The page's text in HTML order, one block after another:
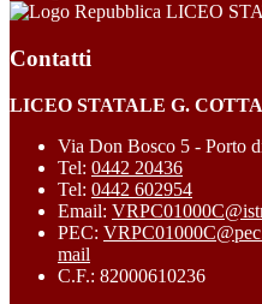
LICEO
Contatti
LICEO STATALE G. COTTA
Via Don Bosco 5 - Porto
Tel: 0442 20436
Tel: 0442 602954
Email:
PEC:
mail
C.F.: 82000610236